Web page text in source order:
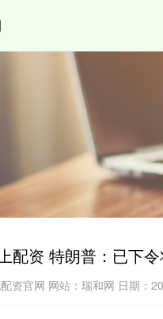
配资 特朗普：已下
资官网 网站：瑞和网 日期：